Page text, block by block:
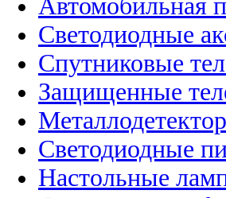
Автомобильная
Светодиодные
Спутниковые
Защищенные
Светодиодные
Настольные